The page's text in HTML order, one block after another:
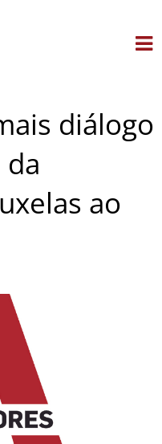
diálogo
ao